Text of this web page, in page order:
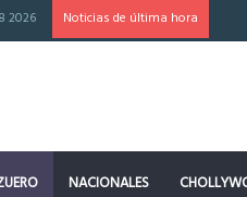
2026 Noticias de última hora
NACIONALES